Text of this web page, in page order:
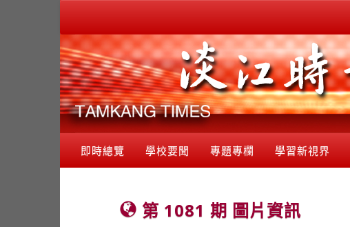
即時總覽 學校要聞 專題專欄 學習新視界
第 1081 期 圖片資訊